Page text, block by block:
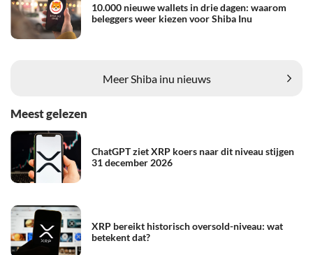
10.000 nieuwe wallets in drie dagen: waarom
beleggers weer kiezen voor Shiba Inu
Meer Shiba inu nieuws
Meest gelezen
ChatGPT ziet XRP koers naar dit niveau stijgen
31 december 2026
XRP bereikt historisch oversold-niveau: wat
betekent dat?